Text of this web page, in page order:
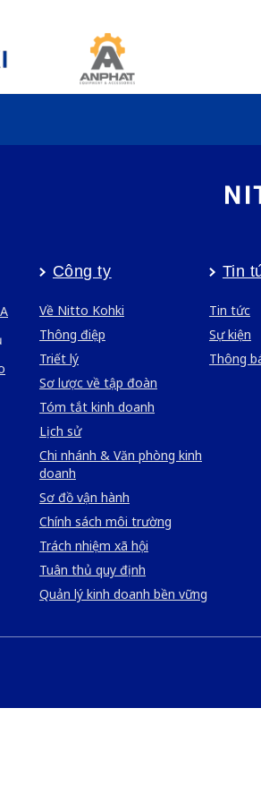
Công ty
Về Nitto Kohki
Thông điệp
Triết lý
Sơ lược về tập đoàn
Tóm tắt kinh doanh
Lịch sử
Chi nhánh & Văn phòng kinh
doanh
Sơ đồ vận hành
Chính sách môi trường
Trách nhiệm xã hội
Tuân thủ quy định
Quản lý kinh doanh bền vững
Tin
Tin tức
Sự kiện
Thông